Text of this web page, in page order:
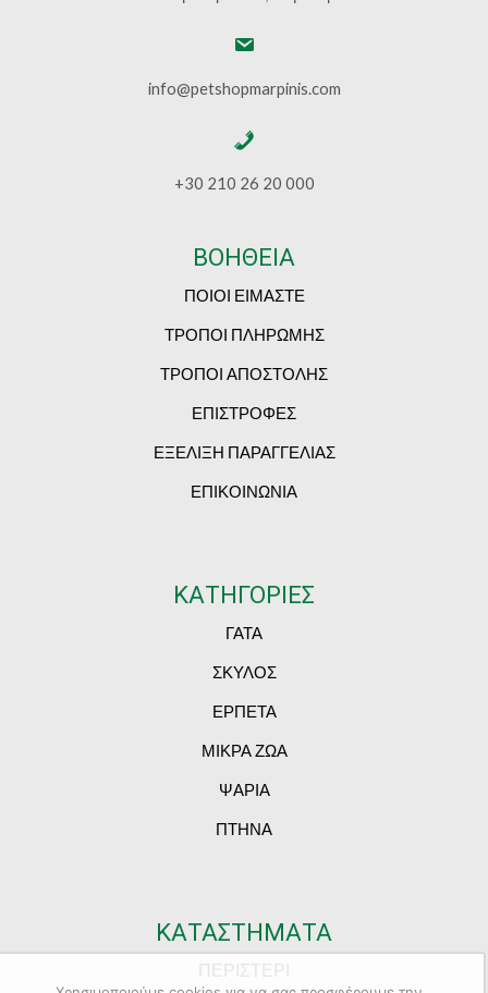
info@petshopmarpinis.com
+30 210 26 20 000
ΒΟΗΘΕΙΑ
ΠΟΙΟΙ ΕΙΜΑΣΤΕ
ΤΡΟΠΟΙ ΠΛΗΡΩΜΗΣ
ΤΡΟΠΟΙ ΑΠΟΣΤΟΛΗΣ
ΕΠΙΣΤΡΟΦΕΣ
ΕΞΕΛΙΞΗ ΠΑΡΑΓΓΕΛΙΑΣ
ΕΠΙΚΟΙΝΩΝΙΑ
ΚΑΤΗΓΟΡΙΕΣ
ΓΑΤΑ
ΣΚΥΛΟΣ
ΕΡΠΕΤΑ
ΜΙΚΡΑ ΖΩΑ
ΨΑΡΙΑ
ΠΤΗΝΑ
ΚΑΤΑΣΤΗΜΑΤΑ